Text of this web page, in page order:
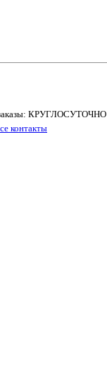
заказы: КРУГЛОСУТОЧНО
контакты